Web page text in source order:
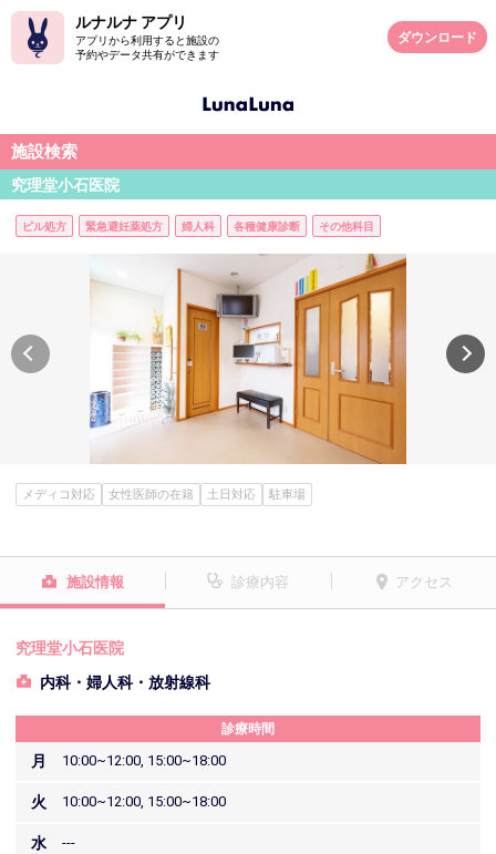
ルナルナ アプリ
アプリから利用すると施設の
予約やデータ共有ができます
ダウンロード
施設検索
究理堂小石医院
ピル処方 緊急避妊薬処方 婦人科 各種健康診断 その他科目
メディコ対応 女性医師の在籍 土日対応 駐車場
施設情報 診療内容 アクセス
究理堂小石医院
内科・婦人科・放射線科
診療時間
月 10:00~12:00, 15:00~18:00
火 10:00~12:00, 15:00~18:00
水 ---